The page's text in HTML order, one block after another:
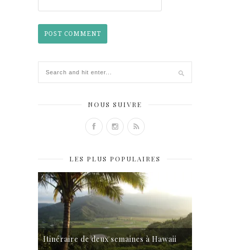
NOUS SUIVRE
LES PLUS POPULAIRES
Itinéraire de deux semaines à Hawaii